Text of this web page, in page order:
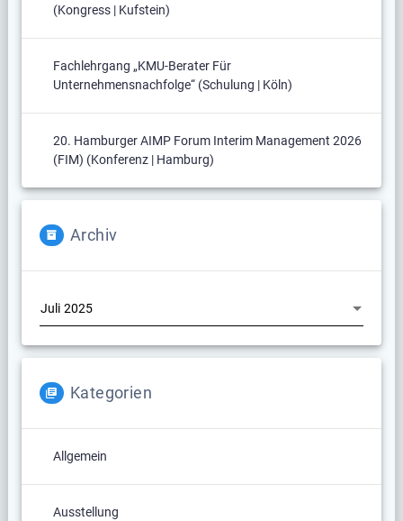
(Kongress | Kufstein)
Fachlehrgang „KMU-Berater Für
Unternehmensnachfolge“ (Schulung | Köln)
20. Hamburger AIMP Forum Interim Management 2026
(FIM) (Konferenz | Hamburg)
Archiv
Kategorien
Allgemein
Ausstellung